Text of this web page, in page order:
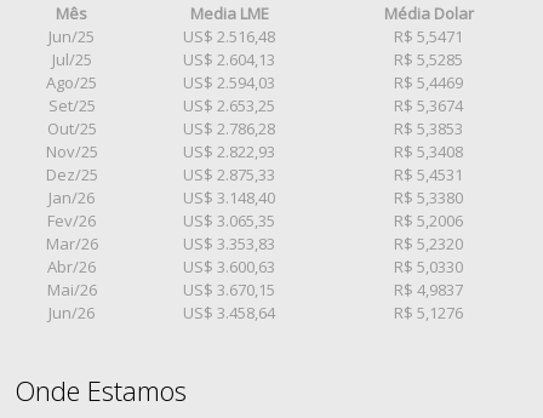
Mês Media LME
Média Dolar
Jun/25
US$ 2.516,48
R$ 5,5471
Jul/25
US$ 2.604,13
R$ 5,5285
Ago/25
US$ 2.594,03
R$ 5,4469
Set/25
US$ 2.653,25
R$ 5,3674
Out/25
US$ 2.786,28
R$ 5,3853
Nov/25
US$ 2.822,93
R$ 5,3408
Dez/25
US$ 2.875,33
R$ 5,4531
Jan/26
US$ 3.148,40
R$ 5,3380
Fev/26
US$ 3.065,35
R$ 5,2006
Mar/26
US$ 3.353,83
R$ 5,2320
Abr/26
US$ 3.600,63
R$ 5,0330
Mai/26
US$ 3.670,15
R$ 4,9837
Jun/26
US$ 3.458,64 R$ 5,1276
Onde Estamos